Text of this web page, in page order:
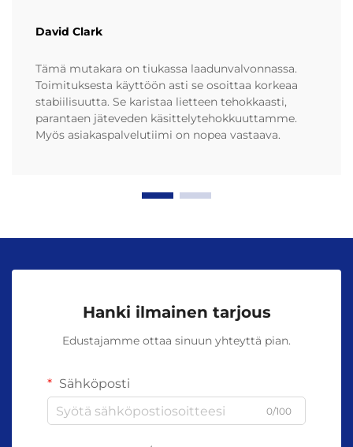
David Clark
Tämä mutakara on tiukassa laadunvalvonnassa.
Toimituksesta käyttöön asti se osoittaa korkeaa
stabiilisuutta. Se karistaa lietteen tehokkaasti,
parantaen jäteveden käsittelytehokkuuttamme.
Myös asiakaspalvelutiimi on nopea vastaava.
Hanki ilmainen tarjous
Edustajamme ottaa sinuun yhteyttä pian.
Sähköposti
0/100